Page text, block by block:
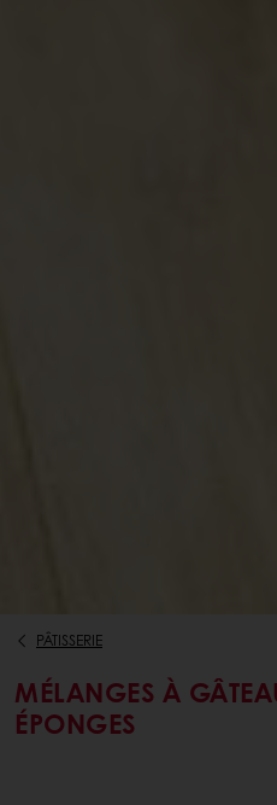
PÂTISSERIE
MÉLANGES À
ÉPONGES